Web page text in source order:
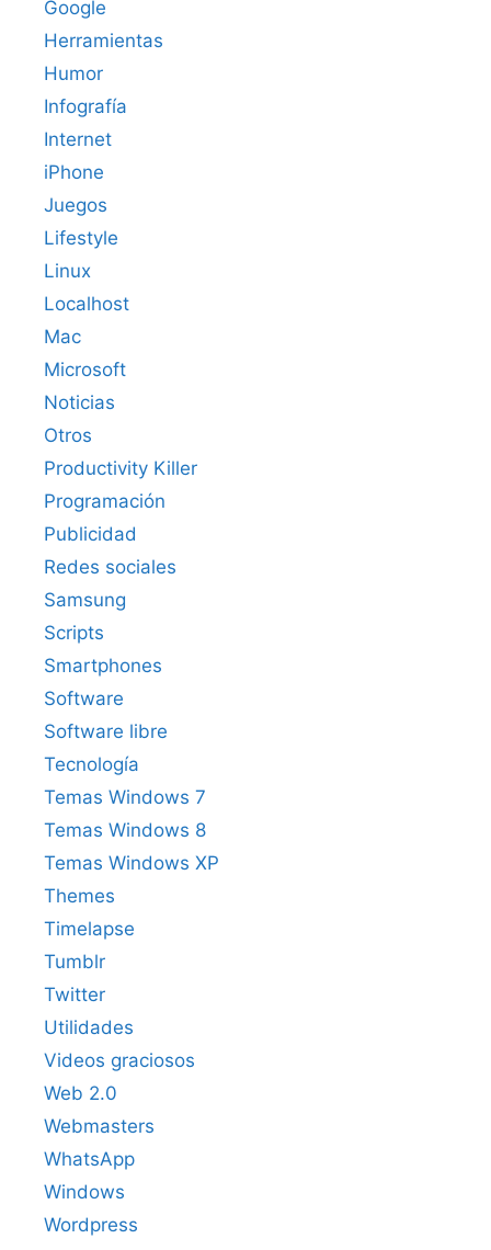
Google
Herramientas
Humor
Infografía
Internet
iPhone
Juegos
Lifestyle
Linux
Localhost
Mac
Microsoft
Noticias
Otros
Productivity Killer
Programación
Publicidad
Redes sociales
Samsung
Scripts
Smartphones
Software
Software libre
Tecnología
Temas Windows 7
Temas Windows 8
Temas Windows XP
Themes
Timelapse
Tumblr
Twitter
Utilidades
Videos graciosos
Web 2.0
Webmasters
WhatsApp
Windows
Wordpress